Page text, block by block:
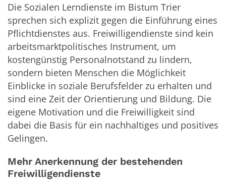
Die Sozialen Lerndienste im Bistum Trier
sprechen sich explizit gegen die Einführung eines
Pflichtdienstes aus. Freiwilligendienste sind kein
arbeitsmarktpolitisches Instrument, um
kostengünstig Personalnotstand zu lindern,
sondern bieten Menschen die Möglichkeit
Einblicke in soziale Berufsfelder zu erhalten und
sind eine Zeit der Orientierung und Bildung. Die
eigene Motivation und die Freiwilligkeit sind
dabei die Basis für ein nachhaltiges und positives
Gelingen.
Mehr Anerkennung der bestehenden
Freiwilligendienste